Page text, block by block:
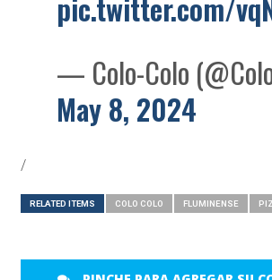
— Colo-Colo
May 8, 2024
/
RELATED ITEMS COLO COLO FLUMINENSE